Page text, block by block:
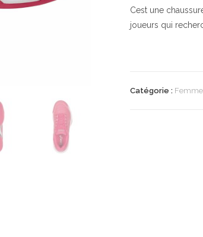
Cest une
joueurs qui
Catégorie : Femme